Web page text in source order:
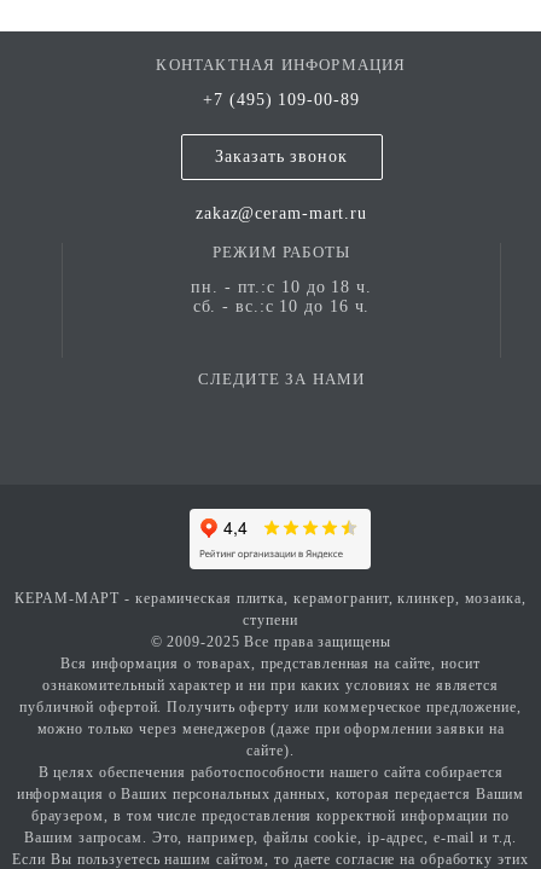
КОНТАКТНАЯ ИНФОРМАЦИЯ
+7 (495) 109-00-89
Заказать звонок
zakaz@ceram-mart.ru
РЕЖИМ РАБОТЫ
пн. - пт.:с 10 до 18 ч.
сб. - вс.:с 10 до 16 ч.
СЛЕДИТЕ ЗА НАМИ
КЕРАМ-МАРТ - керамическая плитка, керамогранит, клинкер, мозаика,
ступени
© 2009-2025 Все права защищены
Вся информация о товарах, представленная на сайте, носит
ознакомительный характер и ни при каких условиях не является
публичной офертой. Получить оферту или коммерческое предложение,
можно только через менеджеров (даже при оформлении заявки на
сайте).
В целях обеспечения работоспособности нашего сайта собирается
информация о Ваших персональных данных, которая передается Вашим
браузером, в том числе предоставления корректной информации по
Вашим запросам. Это, например, файлы cookie, ip-адрес, e-mail и т.д.
Если Вы пользуетесь нашим сайтом, то даете согласие на обработку этих